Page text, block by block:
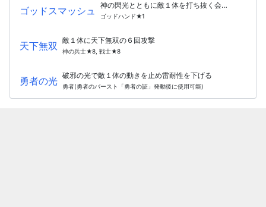
ゴッドスマッシュ 神の閃光とともに敵１体を打ち抜く会心が出やすい
ゴッドハンド★1
天下無双 敵１体に天下無双の６回攻撃
神の兵士★8, 戦士★8
勇者の光 破邪の光で敵１体の動きを止め雷耐性を下げる
勇者(勇者のバースト「勇者の証」発動後に使用可能)